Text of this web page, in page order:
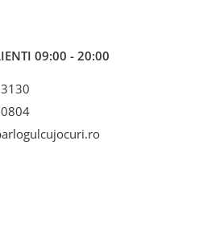
09:00 - 20:00